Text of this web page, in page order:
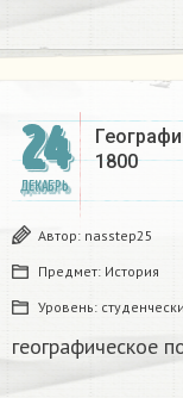
24
ДЕКАБРЬ
1800​
Автор: nasstep25
Предмет: История
Уровень:
географическое